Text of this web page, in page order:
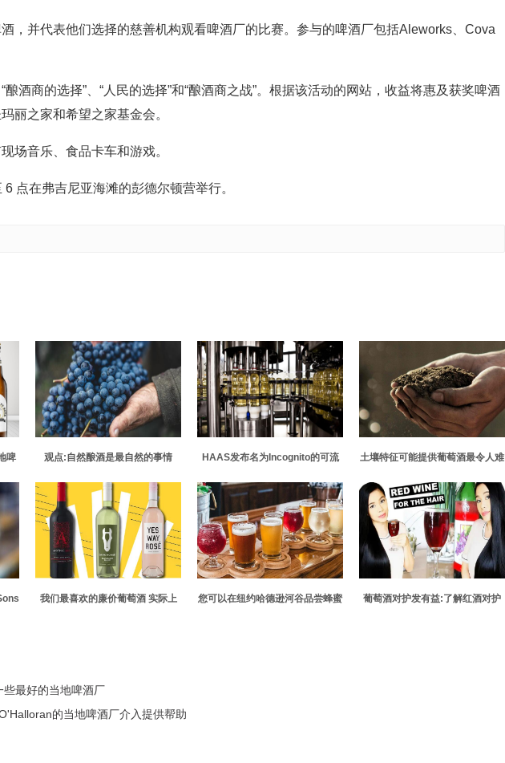
，并代表他们选择的慈善机构观看啤酒厂的比赛。参与的啤酒厂包括Aleworks、Cova
酒商的选择”、“人民的选择”和“酿酒商之战”。根据该活动的网站，收益将惠及获奖啤酒
丽之家和希望之家基金会。
场音乐、食品卡车和游戏。
点在弗吉尼亚海滩的彭德尔顿营举行。
啤
观点:自然酿酒是最自然的事情
HAAS发布名为Incognito的可流
低产品损失和清理
土壤特征可能提供葡萄酒最令人难
我们最喜欢的廉价葡萄酒 实际上
您可以在纽约哈德逊河谷品尝蜂蜜
葡萄酒对护发有益:了解红酒对护
最好的当地啤酒厂
的当地啤酒厂介入提供帮助